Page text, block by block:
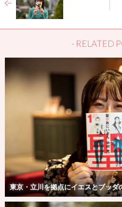
- RELATED
東京・立川を拠点にイエスとブッダ